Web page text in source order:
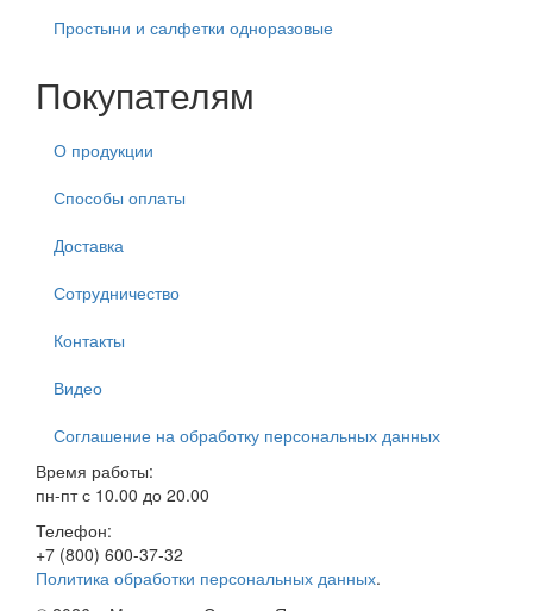
Простыни и салфетки одноразовые
Покупателям
О продукции
Способы оплаты
Доставка
Сотрудничество
Контакты
Видео
Соглашение на обработку персональных данных
Время работы:
пн-пт с 10.00 до 20.00
Телефон:
+7 (800) 600-37-32
Политика обработки персональных данных.